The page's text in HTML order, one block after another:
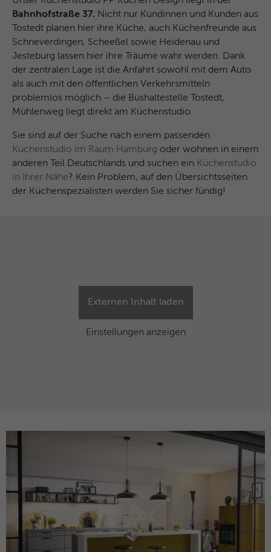
Bahnhofstraße 37. Nicht nur Kundinnen und Kunden aus
Tostedt planen hier ihre Küche, auch Küchenfreunde aus
Schneverdingen, Scheeßel sowie Heidenau und
Jesteburg lassen hier ihre Träume wahr werden. Dank
der zentralen Lage ist die Anfahrt sowohl mit dem Auto
als auch mit den öffentlichen Verkehrsmitteln
problemlos möglich – die Bushaltestelle Tostedt,
Mühlenweg liegt direkt am Küchenstudio.
Sie sind auf der Suche nach einem passenden
Küchenstudio im Raum Hamburg oder wohnen in einem
anderen Teil Deutschlands und suchen ein Küchenstudio
in Ihrer Nähe? Kein Problem, auf den Übersichtsseiten
der Küchenspezialisten werden Sie sicher fündig!
Externen Inhalt laden
Einstellungen anzeigen